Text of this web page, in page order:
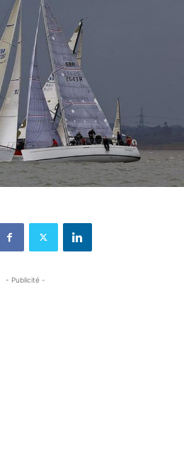
- Publicité -